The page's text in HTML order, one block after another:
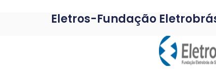
Eletros-Fundação